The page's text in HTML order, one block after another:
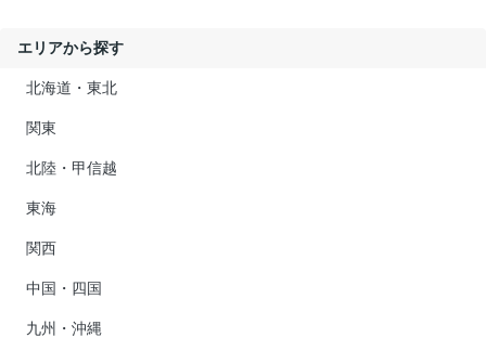
エリアから探す
北海道・東北
関東
北陸・甲信越
東海
関西
中国・四国
九州・沖縄